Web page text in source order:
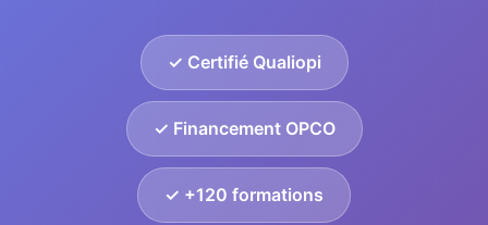
✓ Certifié Qualiopi
✓ Financement OPCO
✓ +120 formations